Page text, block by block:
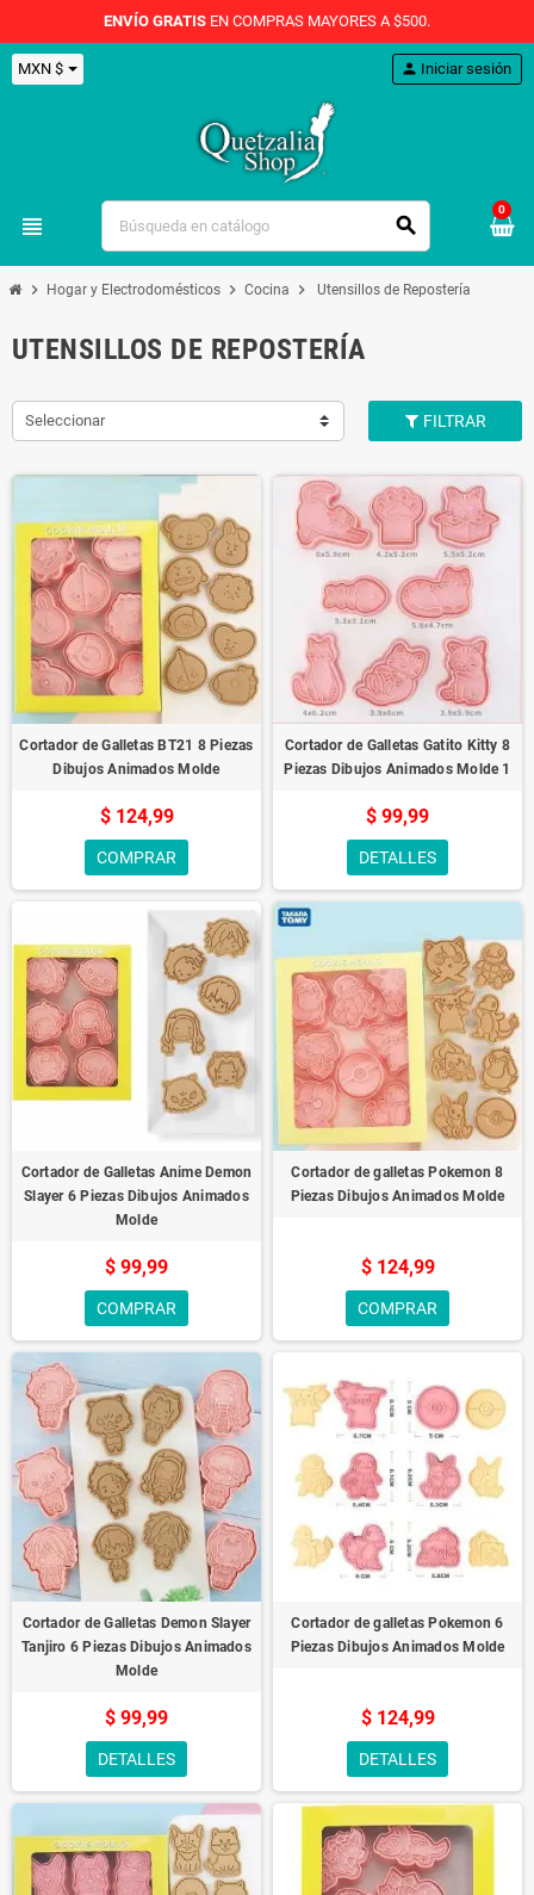
ENVÍO GRATIS EN COMPRAS MAYORES A $500.
MXN $
view_headline search
person Iniciar sesión
0
chevron_right Hogar y Electrodomésticos chevron_right Cocina chevron_right Utensillos de Repostería
UTENSILLOS DE REPOSTERÍA
Seleccionar FILTRAR
Cortador de Galletas BT21 8 Piezas
Dibujos Animados Molde
$ 124,99
COMPRAR
Cortador de Galletas Gatito Kitty 8
Piezas Dibujos Animados Molde 1
$ 99,99
DETALLES
Cortador de Galletas Anime Demon
Slayer 6 Piezas Dibujos Animados
Molde
$ 99,99
COMPRAR
Cortador de galletas Pokemon 8
Piezas Dibujos Animados Molde
$ 124,99
COMPRAR
Cortador de Galletas Demon Slayer
Tanjiro 6 Piezas Dibujos Animados
Molde
$ 99,99
DETALLES
Cortador de galletas Pokemon 6
Piezas Dibujos Animados Molde
$ 124,99
DETALLES